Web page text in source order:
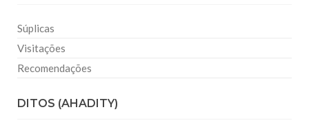
Súplicas
Visitações
Recomendações
DITOS (AHADITY)